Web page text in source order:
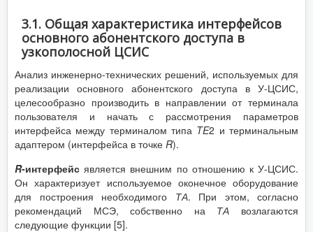
3.1. Общая характеристика интерфейсов
основного абонентского доступа в
узкополосной ЦСИС
Анализ инженерно-технических решений, используемых для
реализации основного абонентского доступа в У-ЦСИС,
целесообразно производить в направлении от терминала
пользователя и начать с рассмотрения параметров
интерфейса между терминалом типа TE2 и терминальным
адаптером (интерфейса в точке R).
R-интерфейс является внешним по отношению к У-ЦСИС.
Он характеризует используемое оконечное оборудование
для построения необходимого ТА. При этом, согласно
рекомендаций МСЭ, собственно на ТА возлагаются
следующие функции [5].